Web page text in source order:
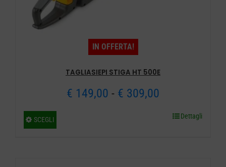
IN OFFERTA!
TAGLIASIEPI STIGA HT 500E
€ 149,00 - € 309,00
SCEGLI Dettagli